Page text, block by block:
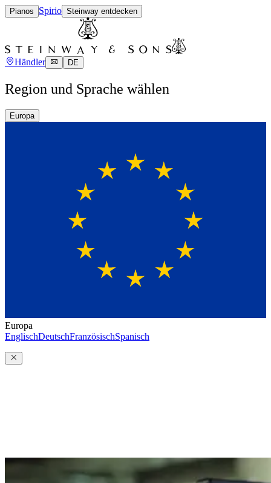
Pianos Spirio Steinway entdecken
Händler DE
Region und Sprache wählen
Europa
Europa
EnglischDeutschFranzösischSpanisch